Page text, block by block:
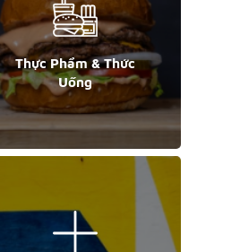
Thực Phẩm & Thức
Uống